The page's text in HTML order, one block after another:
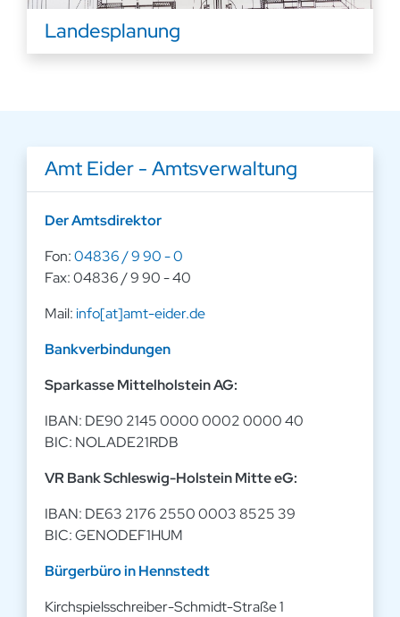
Landesplanung
Amt Eider - Amtsverwaltung
Der Amtsdirektor
Fon:04836 / 9 90 - 0
Fax: 04836 / 9 90 - 40
Mail:info[at]amt-eider.de
Bankverbindungen
Sparkasse Mittelholstein AG:
IBAN: DE90 2145 0000 0002 0000 40
BIC: NOLADE21RDB
VR Bank Schleswig-Holstein Mitte eG:
IBAN: DE63 2176 2550 0003 8525 39
BIC: GENODEF1HUM
Bürgerbüro in Hennstedt
Kirchspielsschreiber-Schmidt-Straße 1